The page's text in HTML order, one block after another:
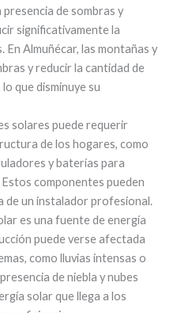
de sombras y
significativamente la
En Almuñécar, las montañas y
y reducir la cantidad de
que disminuye su
solares puede requerir
de los hogares, como
y baterías para
componentes pueden
de un instalador profesional.
es una fuente de energía
puede verse afectada
como lluvias intensas o
de niebla y nubes
solar que llega a los